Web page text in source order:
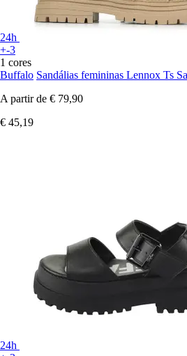
24h
+-3
1 cores
Buffalo Sandálias femininas Lennox Ts
A partir de € 79,90
€ 45,19
24h